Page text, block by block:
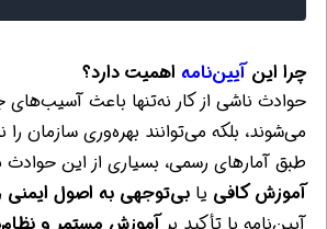
چرا اینآیین‌نامهاهمیت دارد؟
حوادث ناشی از کار نه‌تنها باعث آسیب‌های
می‌شوند، بلکه می‌توانند بهره‌وری سازمان
طبق آمارهای رسمی، بسیاری از این حوادث
آموزش کافی یا بی‌توجهی به اصول ایمنی